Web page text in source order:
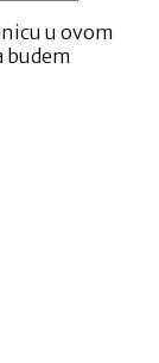
u ovom
budem